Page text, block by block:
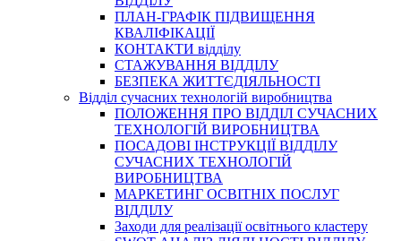
ПЛАН-ГРАФІК ПІДВИЩЕННЯ
КВАЛІФІКАЦІЇ
КОНТАКТИ відділу
СТАЖУВАННЯ ВІДДІЛУ
БЕЗПЕКА ЖИТТЄДІЯЛЬНОСТІ
Відділ сучасних технологій виробництва
ПОЛОЖЕННЯ ПРО ВІДДІЛ СУЧАСНИХ
ТЕХНОЛОГІЙ ВИРОБНИЦТВА
ПОСАДОВІ ІНСТРУКЦІЇ ВІДДІЛУ
СУЧАСНИХ ТЕХНОЛОГІЙ
ВИРОБНИЦТВА
МАРКЕТИНГ ОСВІТНІХ ПОСЛУГ
ВІДДІЛУ
Заходи для реалізації освітнього кластеру